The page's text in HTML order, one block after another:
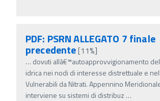
PDF: PSRN ALLEGATO 7 finale
precedente[11%]
… dovuti allâ€™autoapprovvigionamento
idrica nei nodi di interesse distrettuale e
Vulnerabili da Nitrati. Appennino
interviene su sistemi di distribuz …